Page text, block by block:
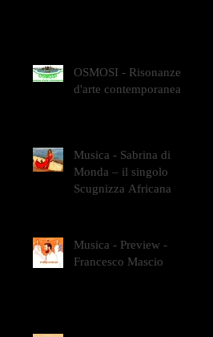
OSMOSI - Risonanze
d'arte contemporanea
Musica - Sabrina di
Monda – il singolo
Scugnizza Africana
Musica - Preview -
Francesco Mascio